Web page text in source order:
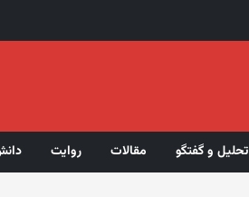
تحلیل و گفتگو مقالات روایت